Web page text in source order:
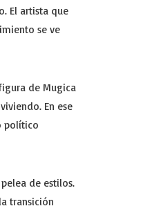
El artista que
se ve
de Mugica
En ese
político
de estilos.
transición